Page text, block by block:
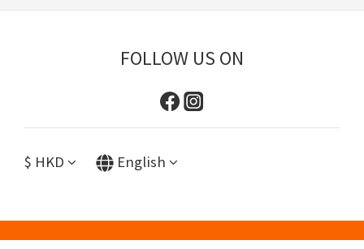
FOLLOW US ON
$ HKD English